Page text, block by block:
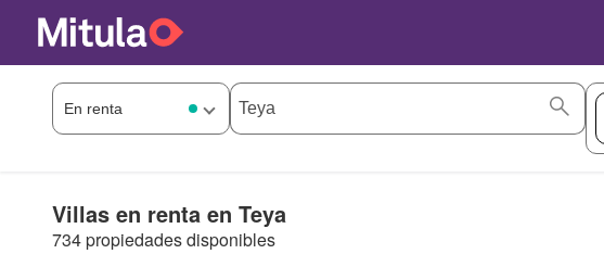
Villas en renta en Teya
734 propiedades disponibles